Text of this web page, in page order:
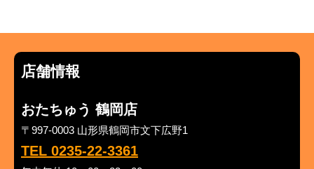
店舗情報
おたちゅう 鶴岡店
〒997-0003 山形県鶴岡市文下広野1
TEL 0235-22-3361